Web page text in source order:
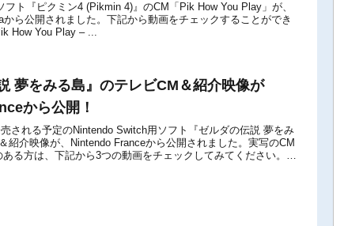
フト『ピクミン4 (Pikmin 4)』のCM「Pik How You Play」が、
から公開されました。下記から動画をチェックすることができ
How You Play – ...
夢をみる島』のテレビCM＆紹介映像が
から公開！
される予定のNintendo Switch用ソフト『ゼルダの伝説 夢をみ
紹介映像が、Nintendo Franceから公開されました。実写のCM
る方は、下記から3つの動画をチェックしてみてください。